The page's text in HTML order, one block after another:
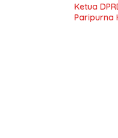
Ketua
Paripurna